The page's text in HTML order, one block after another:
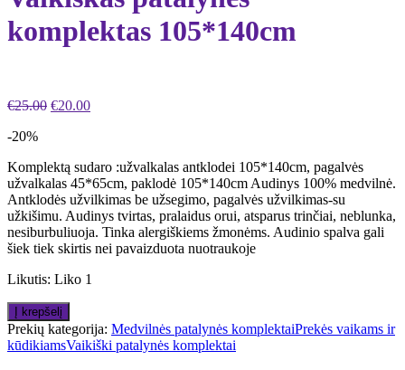
komplektas 105*140cm
€25.00 €20.00
-20%
Komplektą sudaro :užvalkalas antklodei 105*140cm, pagalvės
užvalkalas 45*65cm, paklodė 105*140cm Audinys 100% medvilnė.
Antklodės užvilkimas be užsegimo, pagalvės užvilkimas-su
užkišimu. Audinys tvirtas, pralaidus orui, atsparus trinčiai, neblunka,
nesiburbuliuoja. Tinka alergiškiems žmonėms. Audinio spalva gali
šiek tiek skirtis nei pavaizduota nuotraukoje
Likutis: Liko 1
Į krepšelį
Prekių kategorija: Medvilnės patalynės komplektaiPrekės vaikams ir
kūdikiamsVaikiški patalynės komplektai